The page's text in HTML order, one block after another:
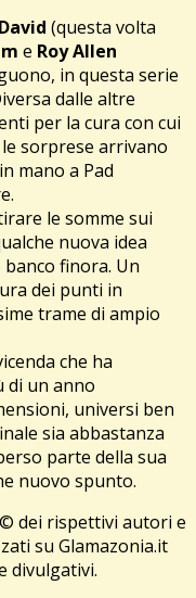
(questa volta
e Roy Allen
in questa serie
dalle altre
per la cura con cui
sorprese arrivano
mano a Pad
le somme sui
nuova idea
finora. Un
dei punti in
trame di ampio
che ha
di un anno
universi ben
sia abbastanza
parte della sua
nuovo spunto.
dei rispettivi autori e
su Glamazonia.it
divulgativi.